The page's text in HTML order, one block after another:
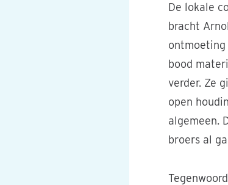
De lokale
bracht
ontmoeting
bood
verder. Ze
open
algemeen.
broers al